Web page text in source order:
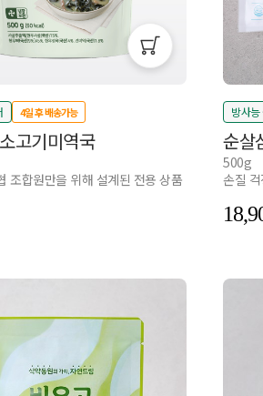
4일 후 배송가능
고기미역국
조합원만을 위해 설계된 전용 상품
방사능
순살
500g
손질